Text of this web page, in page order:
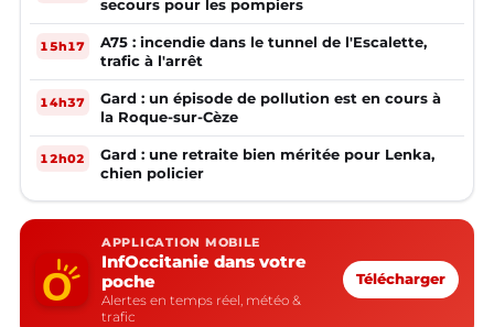
secours pour les pompiers
15h17
A75 : incendie dans le tunnel de l'Escalette,
trafic à l'arrêt
14h37
Gard : un épisode de pollution est en cours à
la Roque-sur-Cèze
12h02
Gard : une retraite bien méritée pour Lenka,
chien policier
APPLICATION MOBILE
InfOccitanie dans votre
poche
Alertes en temps réel, météo &
trafic
Télécharger